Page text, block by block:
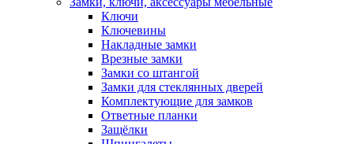
Ключи
Ключевины
Накладные замки
Врезные замки
Замки со штангой
Замки для стеклянных дверей
Комплектующие для замков
Ответные планки
Защёлки